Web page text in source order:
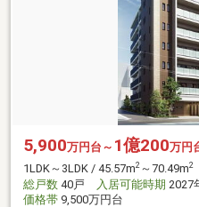
5,900万円台～ 1億200万円
1LDK～3LDK / 45.57m2 ～70.49m2
総戸数 40戸 入居可能時期 2027
価格帯 9,500万円台